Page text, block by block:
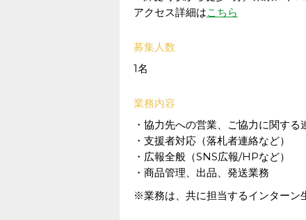
アクセス詳細はこちら
募集人数
1名
業務内容
・協力先への営業、ご協力に関する
・支援者対応（落札者連絡など）
・広報全般（SNS広報/HPなど）
・商品管理、出品、発送業務
※業務は、共に担当するインターン